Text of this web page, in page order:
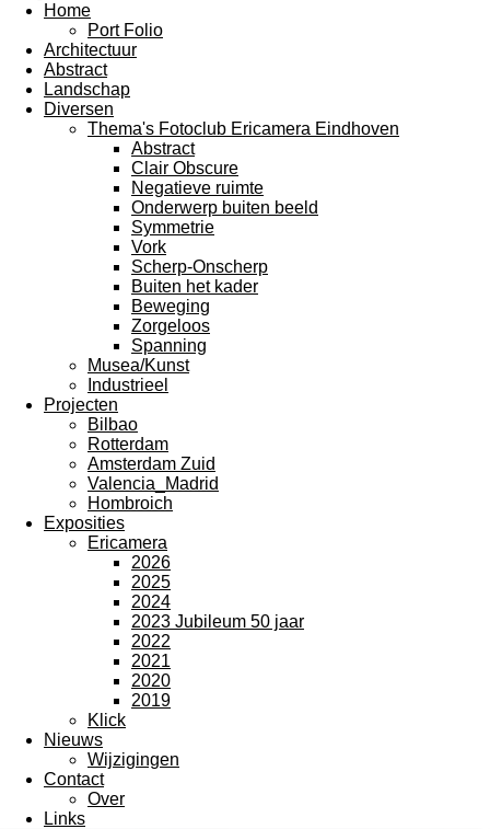
Home
Port Folio
Architectuur
Abstract
Landschap
Diversen
Thema's Fotoclub Ericamera Eindhoven
Abstract
Clair Obscure
Negatieve ruimte
Onderwerp buiten beeld
Symmetrie
Vork
Scherp-Onscherp
Buiten het kader
Beweging
Zorgeloos
Spanning
Musea/Kunst
Industrieel
Projecten
Bilbao
Rotterdam
Amsterdam Zuid
Valencia_Madrid
Hombroich
Exposities
Ericamera
2026
2025
2024
2023 Jubileum 50 jaar
2022
2021
2020
2019
Klick
Nieuws
Wijzigingen
Contact
Over
Links